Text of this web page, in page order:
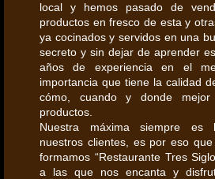
local y hemos pasado de
productos en fresco de esta y
ya cocinados y servidos en una
secreto y sin dejar de aprender
años de experiencia en el
importancia que tiene la calidad
cómo, cuando y donde mejor
productos.
Nuestra máxima siempre es
nuestros clientes, es por eso
formamos “Restaurante Tres
a las que nos encanta y